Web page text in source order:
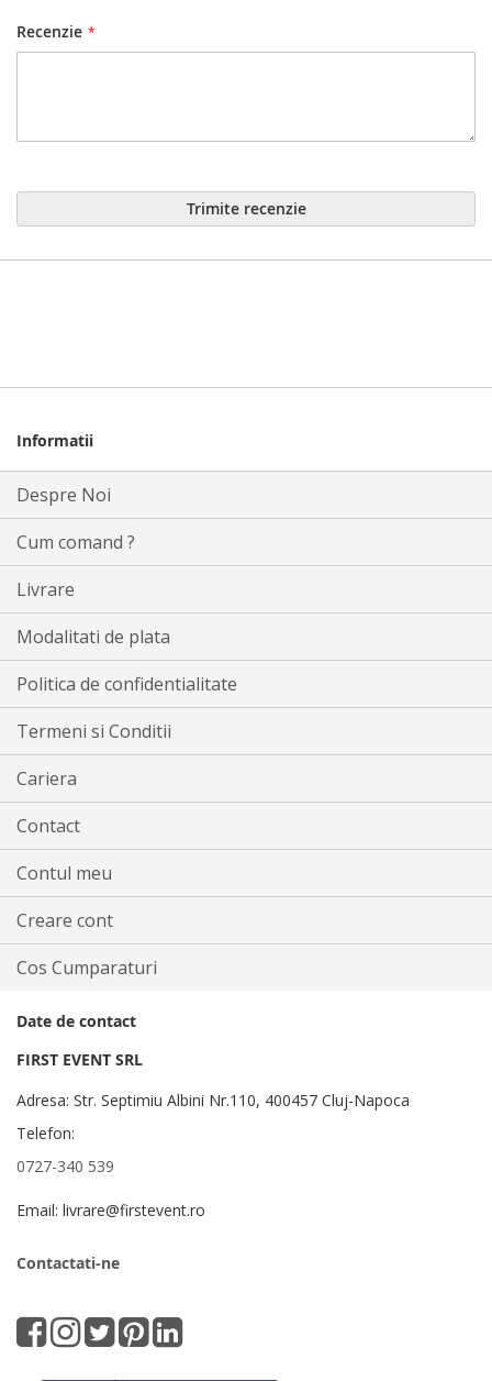
Recenzie
Trimite recenzie
Informatii
Despre Noi
Cum comand ?
Livrare
Modalitati de plata
Politica de confidentialitate
Termeni si Conditii
Cariera
Contact
Contul meu
Creare cont
Cos Cumparaturi
Date de contact
FIRST EVENT SRL
Adresa: Str. Septimiu Albini Nr.110, 400457 Cluj-Napoca
Telefon:
0727-340 539
Email: livrare@firstevent.ro
Contactati-ne